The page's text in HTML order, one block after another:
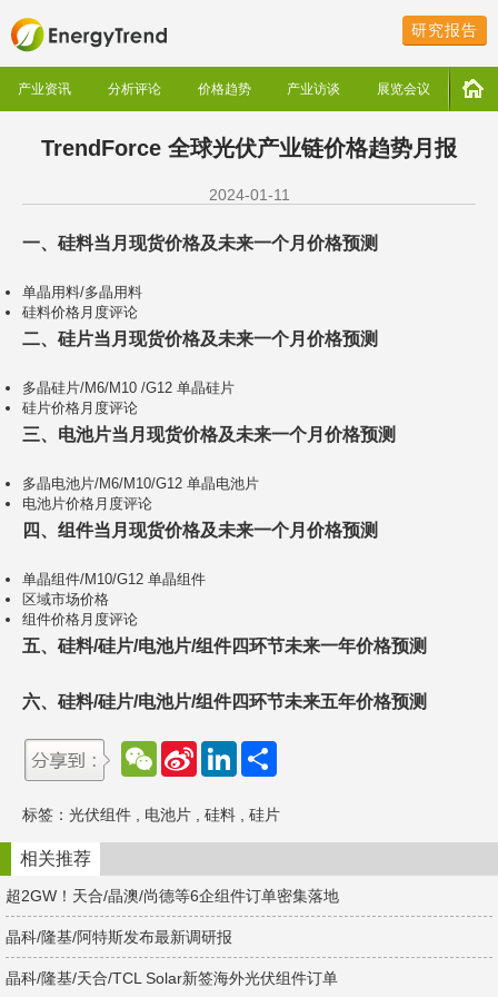
研究报告
产业资讯 分析评论 价格趋势 产业访谈 展览会议
TrendForce 全球光伏产业链价格趋势月报
2024-01-11
一、硅料当月现货价格及未来一个月价格预测
单晶用料/多晶用料
硅料价格月度评论
二、硅片当月现货价格及未来一个月价格预测
多晶硅片/M6/M10 /G12 单晶硅片
硅片价格月度评论
三、电池片当月现货价格及未来一个月价格预测
多晶电池片/M6/M10/G12 单晶电池片
电池片价格月度评论
四、组件当月现货价格及未来一个月价格预测
单晶组件/M10/G12 单晶组件
区域市场价格
组件价格月度评论
五、硅料/硅片/电池片/组件四环节未来一年价格预测
六、硅料/硅片/电池片/组件四环节未来五年价格预测
W
e
a
t
S
W
e
b
o
L
e
d
n
标签： 光伏组件 电池片 硅料 硅片
相关推荐
超2GW！天合/晶澳/尚德等6企组件订单密集落地
晶科/隆基/阿特斯发布最新调研报
晶科/隆基/天合/TCL Solar新签海外光伏组件订单